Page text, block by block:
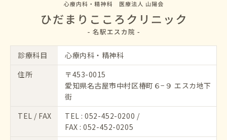
診療科目
心療内科・精神科
住所
〒453-0015
愛知県名古屋市中村区椿町６−９ エスカ地下
街
TEL / FAX
TEL :052-452-0200 /
FAX : 052-452-0205